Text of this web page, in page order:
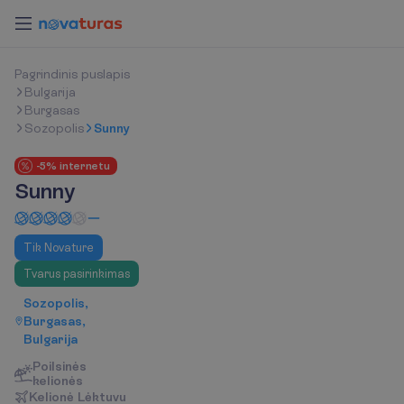
Pagrindinis puslapis
Bulgarija
Burgasas
Sozopolis
Sunny
-5% internetu
Sunny
Tik Novature
Tvarus pasirinkimas
Sozopolis,
Burgasas,
Bulgarija
Poilsinės
kelionės
Kelionė L ėktuvu